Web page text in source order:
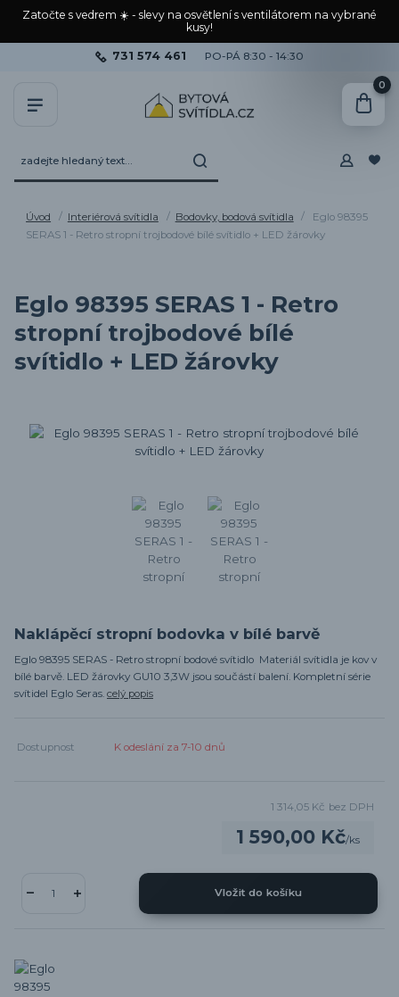
Zatočte s vedrem ☀️ - slevy na osvětlení s ventilátorem na vybrané
kusy!
731 574 461 PO-PÁ 8:30 - 14:30
0
Úvod Interiérová svítidla Bodovky, bodová svítidla
Eglo 98395
SERAS 1 - Retro stropní trojbodové bílé svítidlo + LED žárovky
Eglo 98395 SERAS 1 - Retro
stropní trojbodové bílé
svítidlo + LED žárovky
Naklápěcí stropní bodovka v bílé barvě
Eglo 98395 SERAS - Retro stropní bodové svítidlo Materiál svítidla je kov v
bílé barvě. LED žárovky GU10 3,3W jsou součástí balení. Kompletní série
svítidel Eglo Seras. celý popis
Dostupnost K odeslání za 7-10 dnů
1 590,00 Kč/ks
1 314,05 Kč bez DPH
Vložit do košíku